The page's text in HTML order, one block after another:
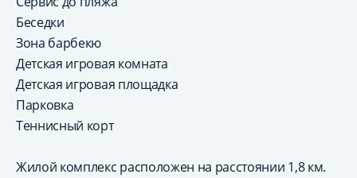
Беседки
Зона барбекю
Детская игровая комната
Детская игровая площадка
Парковка
Теннисный корт
Жилой комплекс расположен на расстоянии 1,8 км.